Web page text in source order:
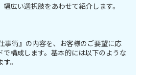
広い選択肢をあわせて紹介します。
事術』の内容を、お客様のご要望に応
で構成します。基本的には以下のような
。